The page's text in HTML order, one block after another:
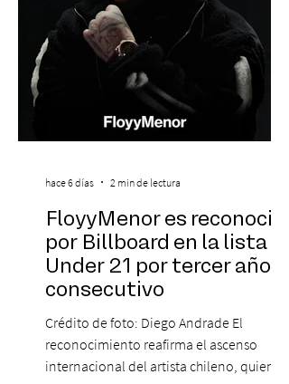
FloyyMenor es reconocido
por Billboard en la lista 21
Under 21 por tercer año
consecutivo
Crédito de foto: Diego Andrade El
reconocimiento reafirma el ascenso
internacional del artista chileno, quien
hace 6 días 2 min de lectura